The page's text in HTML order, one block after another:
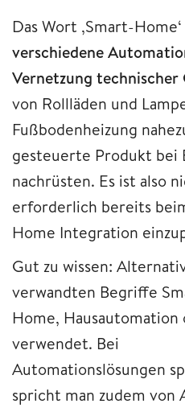
Das Wort ‚Smart-
verschiedene
Vernetzung technischer
von Rollläden und
Fußbodenheizung
gesteuerte Produkt bei
nachrüsten. Es ist also
erforderlich bereits
Home Integration
Gut zu wissen:
verwandten Begriffe
Home,
verwendet. Bei
Automationslösungen
spricht man zudem von